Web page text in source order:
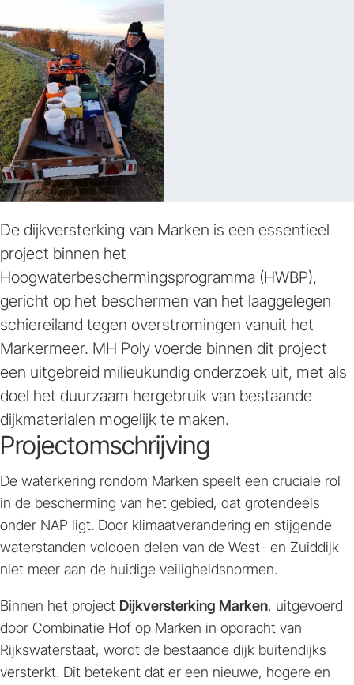
De dijkversterking van Marken is een essentieel
project binnen het
Hoogwaterbeschermingsprogramma (HWBP),
gericht op het beschermen van het laaggelegen
schiereiland tegen overstromingen vanuit het
Markermeer. MH Poly voerde binnen dit project
een uitgebreid milieukundig onderzoek uit, met als
doel het duurzaam hergebruik van bestaande
dijkmaterialen mogelijk te maken.
Projectomschrijving
De waterkering rondom Marken speelt een cruciale rol
in de bescherming van het gebied, dat grotendeels
onder NAP ligt. Door klimaatverandering en stijgende
waterstanden voldoen delen van de West- en Zuiddijk
niet meer aan de huidige veiligheidsnormen.
Binnen het project Dijkversterking Marken, uitgevoerd
door Combinatie Hof op Marken in opdracht van
Rijkswaterstaat, wordt de bestaande dijk buitendijks
versterkt. Dit betekent dat er een nieuwe, hogere en